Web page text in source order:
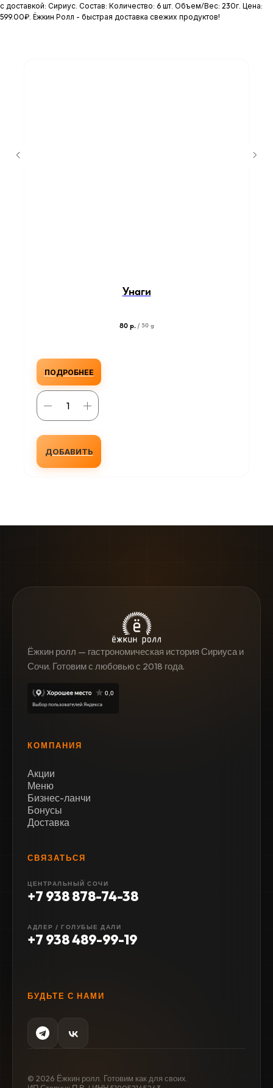
с доставкой: Сириус. Состав: Количество: 6 шт. Объем/Вес: 230г. Цена:
599.00₽. Ёжкин Ролл - быстрая доставка свежих продуктов!
Унаги
80 р. / 50 g
ПОДРОБНЕЕ
ДОБАВИТЬ
Ёжкин ролл — гастрономическая история Сириуса и
Сочи. Готовим с любовью с 2018 года.
КОМПАНИЯ
Акции
Меню
Бизнес-ланчи
Бонусы
Доставка
СВЯЗАТЬСЯ
ЦЕНТРАЛЬНЫЙ СОЧИ
+7 938 878-74-38
АДЛЕР / ГОЛУБЫЕ ДАЛИ
+7 938 489-99-19
БУДЬТЕ С НАМИ
© 2026 Ёжкин ролл. Готовим как для своих.